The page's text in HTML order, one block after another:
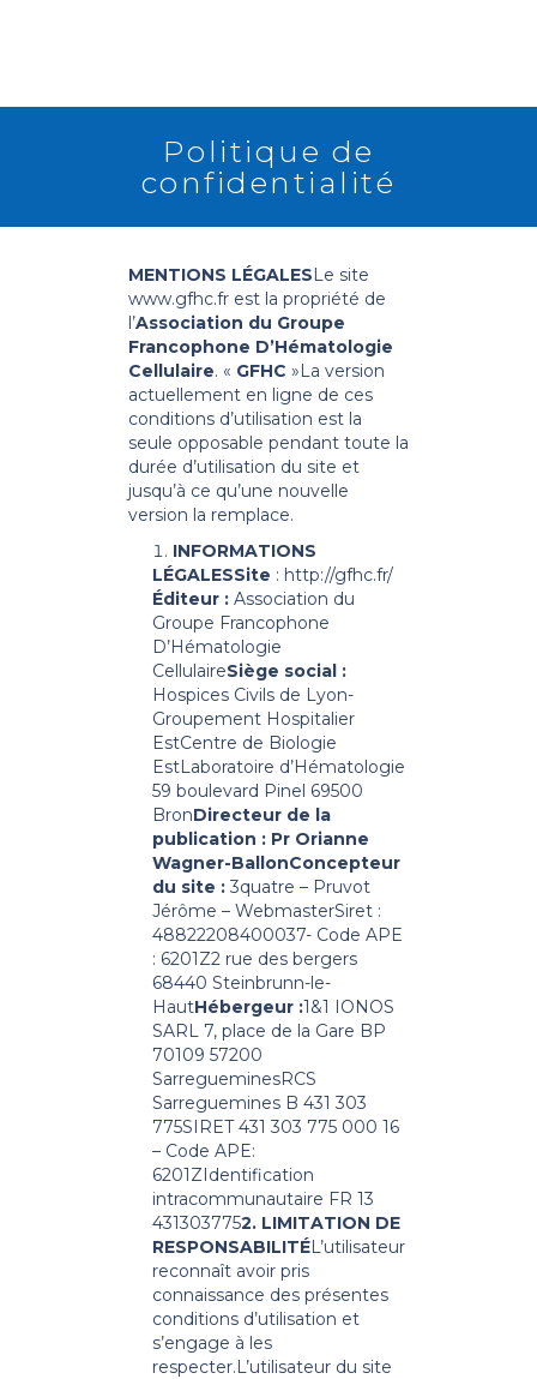
Politique de
confidentialité
MENTIONS LÉGALESLe site
www.gfhc.frest la propriété de
l’Association du Groupe
Francophone D’Hématologie
Cellulaire. « GFHC »La version
actuellement en ligne de ces
conditions d’utilisation est la
seule opposable pendant toute la
durée d’utilisation du site et
jusqu’à ce qu’une nouvelle
version la remplace.
INFORMATIONS
LÉGALESSite : http://gfhc.fr/
Éditeur :Association du
Groupe Francophone
D’Hématologie
CellulaireSiège social :
Hospices Civils de Lyon-
Groupement Hospitalier
EstCentre de Biologie
EstLaboratoire d’Hématologie
59 boulevard Pinel 69500
BronDirecteur de la
publication : Pr Orianne
Wagner-BallonConcepteur
du site : 3quatre – Pruvot
Jérôme – WebmasterSiret :
48822208400037- Code APE
: 6201Z2 rue des bergers
68440 Steinbrunn-le-
HautHébergeur :1&1 IONOS
SARL 7, place de la Gare BP
70109 57200
SarregueminesRCS
Sarreguemines B 431 303
775SIRET 431 303 775 000 16
– Code APE:
6201ZIdentification
intracommunautaire FR 13
4313037752. LIMITATION DE
RESPONSABILITÉL’utilisateur
reconnaît avoir pris
connaissance des présentes
conditions d’utilisation et
s’engage à les
respecter.L’utilisateur du site